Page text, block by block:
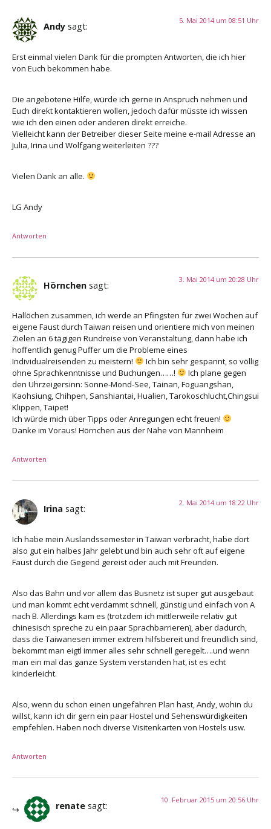
Andy sagt:
5. Mai 2014 um 08:51 Uhr
Erst einmal vielen Dank für die prompten Antworten, die ich hier
von Euch bekommen habe.
Die angebotene Hilfe, würde ich gerne in Anspruch nehmen und
Euch direkt kontaktieren wollen, jedoch dafür müsste ich wissen
wie ich den einen oder anderen direkt erreiche.
Vielleicht kann der Betreiber dieser Seite meine e-mail Adresse an
Julia, Irina und Wolfgang weiterleiten ???
Vielen Dank an alle.
LG Andy
Antworten
Hörnchen sagt:
3. Mai 2014 um 20:28 Uhr
Hallöchen zusammen, ich werde an Pfingsten für zwei Wochen auf
eigene Faust durch Taiwan reisen und orientiere mich von meinen
Zielen an 6 tägigen Rundreise von Veranstaltung, dann habe ich
hoffentlich genug Puffer um die Probleme eines
Individualreisenden zu meistern!
Ich bin sehr gespannt, so völlig
ohne Sprachkenntnisse und Buchungen……!
Ich plane gegen
den Uhrzeigersinn: Sonne-Mond-See, Tainan, Foguangshan,
Kaohsiung, Chihpen, Sanshiantai, Hualien, Tarokoschlucht,Chingsui
Klippen, Taipet!
Ich würde mich über Tipps oder Anregungen echt freuen!
Danke im Voraus! Hörnchen aus der Nähe von Mannheim
Antworten
Irina sagt:
2. Mai 2014 um 18:22 Uhr
Ich habe mein Auslandssemester in Taiwan verbracht, habe dort
also gut ein halbes Jahr gelebt und bin auch sehr oft auf eigene
Faust durch die Gegend gereist oder auch mit Freunden.
Also das Bahn und vor allem das Busnetz ist super gut ausgebaut
und man kommt echt verdammt schnell, günstig und einfach von A
nach B. Allerdings kam es (trotzdem ich mittlerweile relativ gut
chinesisch spreche zu ein paar Sprachbarrieren), aber dadurch,
dass die Taiwanesen immer extrem hilfsbereit und freundlich sind,
bekommt man eigtl immer alles sehr schnell geregelt….und wenn
man ein mal das ganze System verstanden hat, ist es echt
kinderleicht.
Also, wenn du schon einen ungefähren Plan hast, Andy, wohin du
willst, kann ich dir gern ein paar Hostel und Sehenswürdigkeiten
empfehlen. Haben noch diverse Visitenkarten von Hostels usw.
Antworten
renate sagt:
10. Februar 2015 um 20:56 Uhr